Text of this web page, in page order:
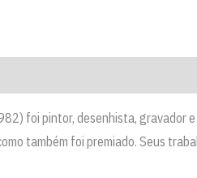
foi pintor, desenhista, gravador
também foi premiado. Seus